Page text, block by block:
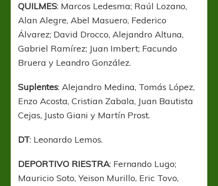
QUILMES: Marcos Ledesma; Raúl Lozano,
Alan Alegre, Abel Masuero, Federico
Álvarez; David Drocco, Alejandro Altuna,
Gabriel Ramírez; Juan Imbert; Facundo
Bruera y Leandro González.
Suplentes: Alejandro Medina, Tomás López,
Enzo Acosta, Cristian Zabala, Juan Bautista
Cejas, Justo Giani y Martín Prost.
DT: Leonardo Lemos.
DEPORTIVO RIESTRA: Fernando Lugo;
Mauricio Soto, Yeison Murillo, Eric Tovo,